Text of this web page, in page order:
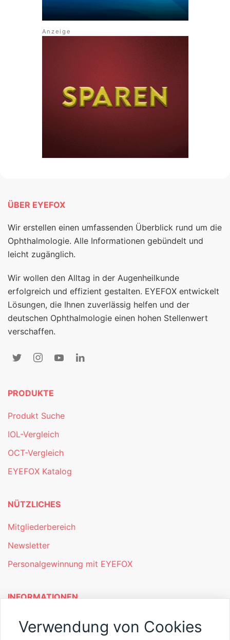
ÜBER EYEFOX
Wir erstellen einen umfassenden Überblick rund um die
Ophthalmologie. Alle Informationen gebündelt und
leicht zugänglich.
Wir wollen den Alltag in der Augenheilkunde
erfolgreich und effizient gestalten. EYEFOX entwickelt
Lösungen, die Ihnen zuverlässig helfen und der
deutschen Ophthalmologie einen hohen Stellenwert
verschaffen.
PRODUKTE
Produkt Suche
IOL-Vergleich
OCT-Vergleich
EYEFOX Katalog
NÜTZLICHES
Mitgliederbereich
Newsletter
Personalgewinnung mit EYEFOX
INFORMATIONEN
Was ist EYEFOX – Ihre Möglichkeiten
Verwendung von Cookies